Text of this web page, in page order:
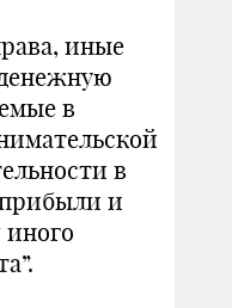
иные
в
в
и